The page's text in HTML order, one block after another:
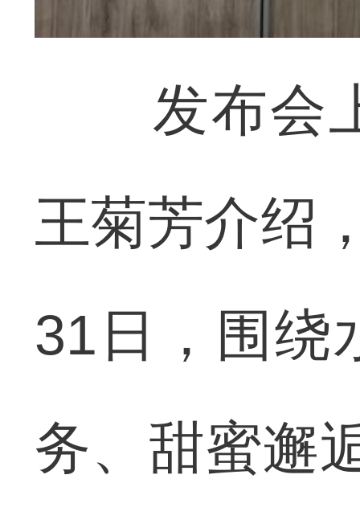
发布会上
王菊芳介绍
31日，围绕
务、甜蜜邂